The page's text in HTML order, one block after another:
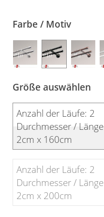
Panneaux
Farbe / Motiv
Größe auswählen
Anzahl der Läufe: 2
Durchmesser / Länge
2cm x 160cm
Anzahl der Läufe: 2
Durchmesser / Länge
2cm x 200cm